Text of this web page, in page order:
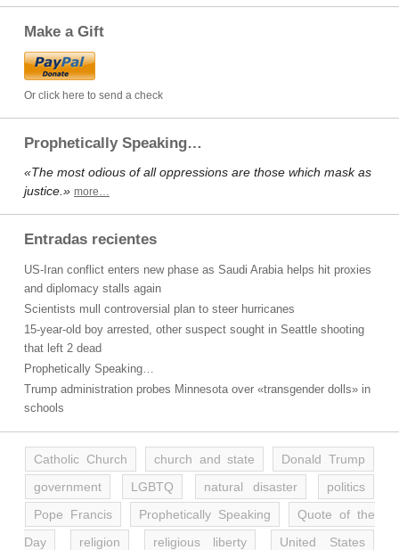
Make a Gift
Or click here to send a check
Prophetically Speaking…
«The most odious of all oppressions are those which mask as
justice.» more…
Entradas recientes
US-Iran conflict enters new phase as Saudi Arabia helps hit proxies
and diplomacy stalls again
Scientists mull controversial plan to steer hurricanes
15-year-old boy arrested, other suspect sought in Seattle shooting
that left 2 dead
Prophetically Speaking…
Trump administration probes Minnesota over «transgender dolls» in
schools
Catholic Church church and state
Donald Trump
government
LGBTQ natural disaster
politics
Pope Francis
Prophetically Speaking
Quote of the
Day
religion religious liberty
United States